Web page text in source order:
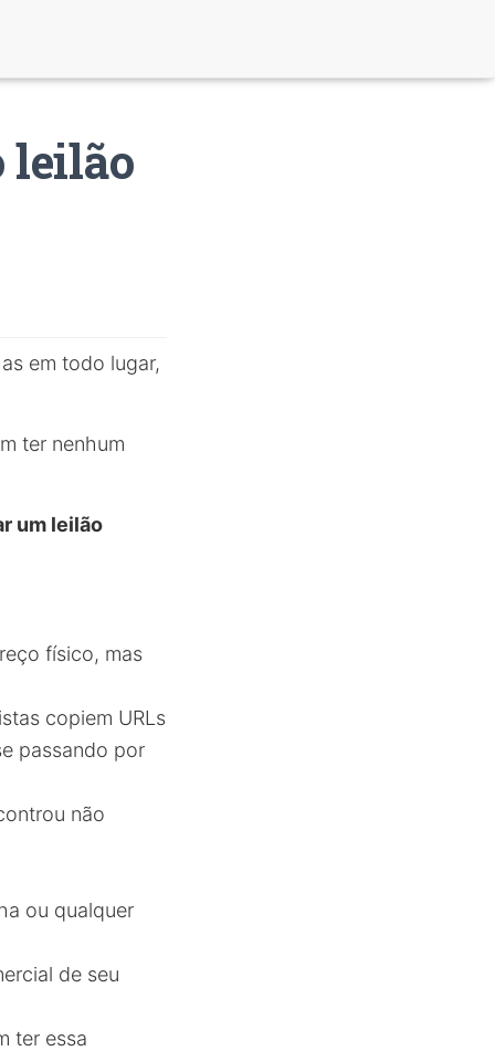
leilão
em todo lugar,
ter nenhum
um leilão
físico, mas
copiem URLs
passando por
não
ou qualquer
de seu
ter essa